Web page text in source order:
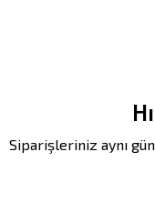
Siparişleriniz aynı